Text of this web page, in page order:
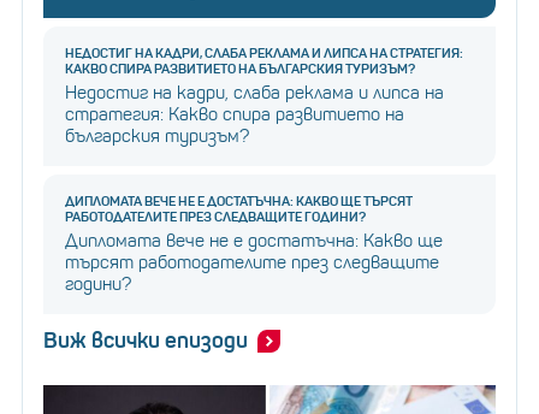
НЕДОСТИГ НА КАДРИ, СЛАБА РЕКЛАМА И ЛИПСА НА СТРАТЕГИЯ:
КАКВО СПИРА РАЗВИТИЕТО НА БЪЛГАРСКИЯ ТУРИЗЪМ?
Недостиг на кадри, слаба реклама и липса на
стратегия: Какво спира развитието на
българския туризъм?
ДИПЛОМАТА ВЕЧЕ НЕ Е ДОСТАТЪЧНА: КАКВО ЩЕ ТЪРСЯТ
РАБОТОДАТЕЛИТЕ ПРЕЗ СЛЕДВАЩИТЕ ГОДИНИ?
Дипломата вече не е достатъчна: Какво ще
търсят работодателите през следващите
години?
Виж всички епизоди